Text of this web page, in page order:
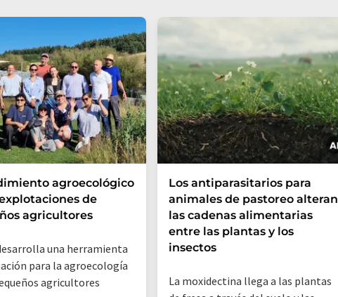
agroecológico
de
agricultores
una herramienta
para la agroecología
agricultores
Los antiparasitarios para
animales de pastoreo alteran
las cadenas alimentarias
entre las plantas y los
insectos
La moxidectina llega a las plantas